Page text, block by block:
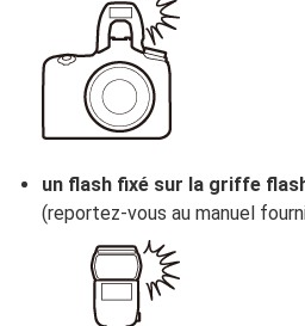
un flash fixé sur la griffe
(reportez-vous au manuel